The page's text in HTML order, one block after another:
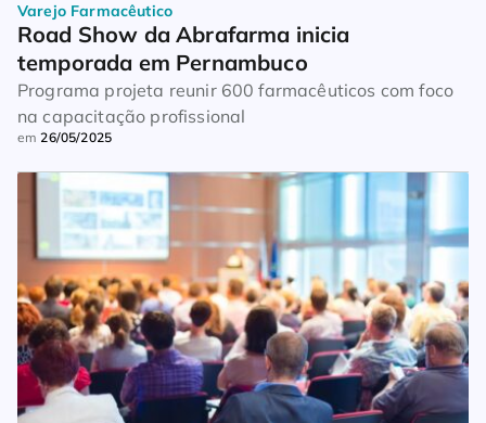
Varejo Farmacêutico
Road Show da Abrafarma inicia
temporada em Pernambuco
Programa projeta reunir 600 farmacêuticos com foco
na capacitação profissional
em26/05/2025